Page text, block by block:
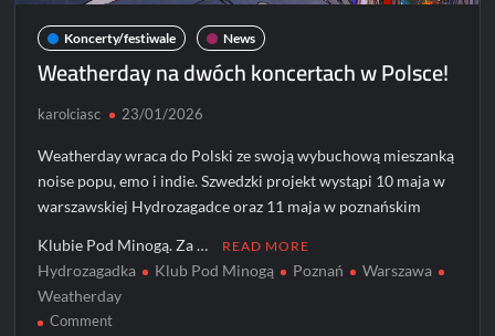
Koncerty/festiwale News
Weatherday na dwóch koncertach w Polsce!
karolciasc 23/01/2026
Weatherday wraca do Polski ze swoją wybuchową mieszanką
noise popu, emo i indie. Szwedzki projekt wystąpi 10 maja w
warszawskiej Hydrozagadce oraz 11 maja w poznańskim
Klubie Pod Minogą. Za … READ MORE
Hydrozagadka Klub Pod Minogą Poznań
Warszawa
Weatherday
Commenton